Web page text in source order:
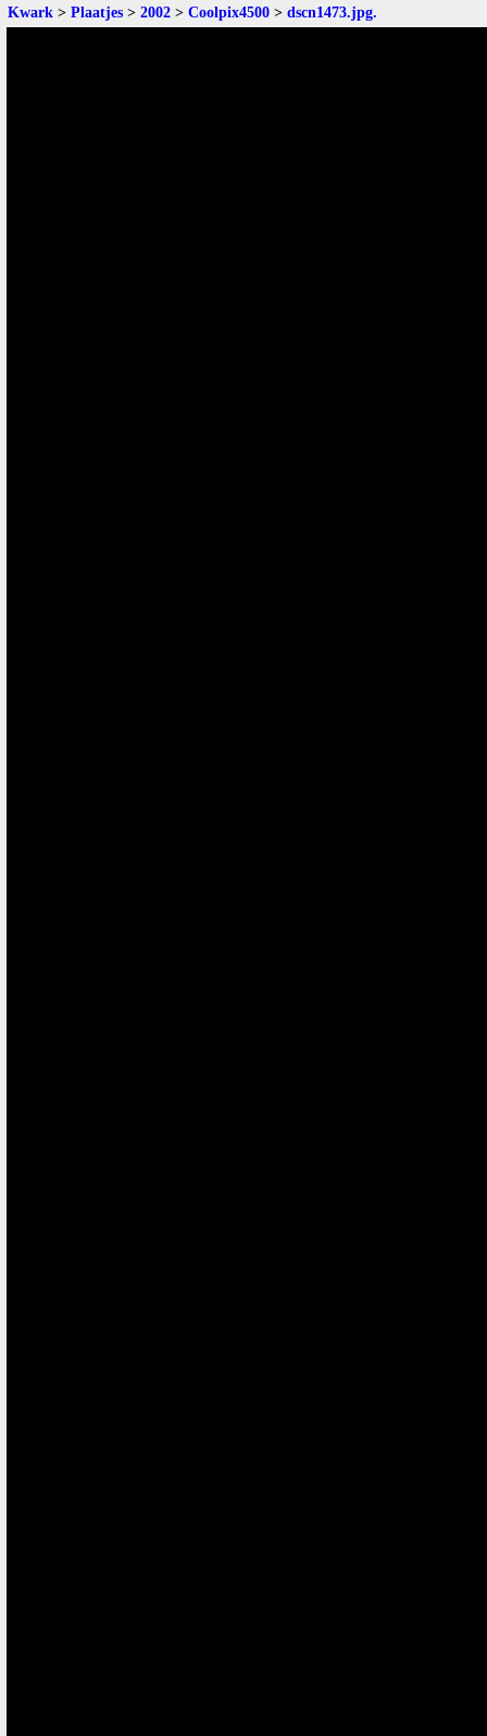
Kwark > Plaatjes > 2002 > Coolpix4500 > dscn1473.jpg.